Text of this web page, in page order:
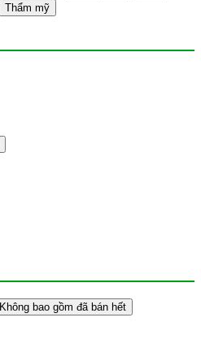
Thẩm mỹ
Không bao gồm đã bán hết